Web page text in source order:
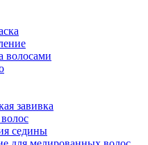
волосами
завивка
седины